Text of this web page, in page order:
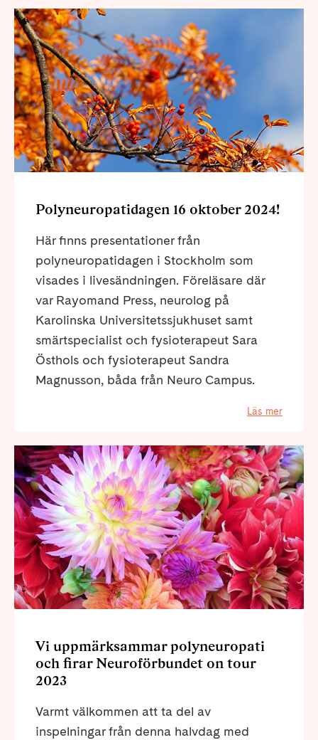
Polyneuropatidagen 16 oktober 2024!
Här finns presentationer från
polyneuropatidagen i Stockholm som
visades i livesändningen. Föreläsare där
var Rayomand Press, neurolog på
Karolinska Universitetssjukhuset samt
smärtspecialist och fysioterapeut Sara
Östhols och fysioterapeut Sandra
Magnusson, båda från Neuro Campus.
Läs mer
Vi uppmärksammar polyneuropati
och firar Neuroförbundet on tour
2023
Varmt välkommen att ta del av
inspelningar från denna halvdag med